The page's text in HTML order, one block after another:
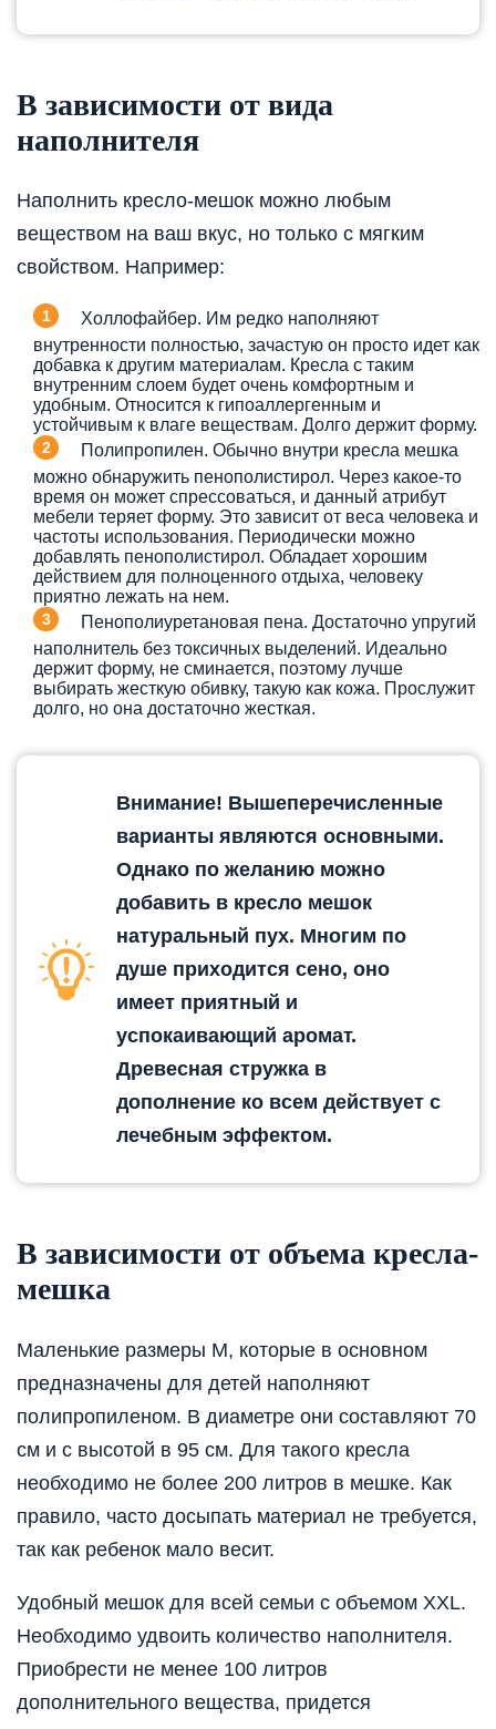
В зависимости от вида
наполнителя
Наполнить кресло-мешок можно любым
веществом на ваш вкус, но только с мягким
свойством. Например:
Холлофайбер. Им редко наполняют
внутренности полностью, зачастую он просто идет как
добавка к другим материалам. Кресла с таким
внутренним слоем будет очень комфортным и
удобным. Относится к гипоаллергенным и
устойчивым к влаге веществам. Долго держит форму.
Полипропилен. Обычно внутри кресла мешка
можно обнаружить пенополистирол. Через какое-то
время он может спрессоваться, и данный атрибут
мебели теряет форму. Это зависит от веса человека и
частоты использования. Периодически можно
добавлять пенополистирол. Обладает хорошим
действием для полноценного отдыха, человеку
приятно лежать на нем.
Пенополиуретановая пена. Достаточно упругий
наполнитель без токсичных выделений. Идеально
держит форму, не сминается, поэтому лучше
выбирать жесткую обивку, такую как кожа. Прослужит
долго, но она достаточно жесткая.
Внимание! Вышеперечисленные
варианты являются основными.
Однако по желанию можно
добавить в кресло мешок
натуральный пух. Многим по
душе приходится сено, оно
имеет приятный и
успокаивающий аромат.
Древесная стружка в
дополнение ко всем действует с
лечебным эффектом.
В зависимости от объема кресла-
мешка
Маленькие размеры M, которые в основном
предназначены для детей наполняют
полипропиленом. В диаметре они составляют 70
см и с высотой в 95 см. Для такого кресла
необходимо не более 200 литров в мешке. Как
правило, часто досыпать материал не требуется,
так как ребенок мало весит.
Удобный мешок для всей семьи с объемом XXL.
Необходимо удвоить количество наполнителя.
Приобрести не менее 100 литров
дополнительного вещества, придется